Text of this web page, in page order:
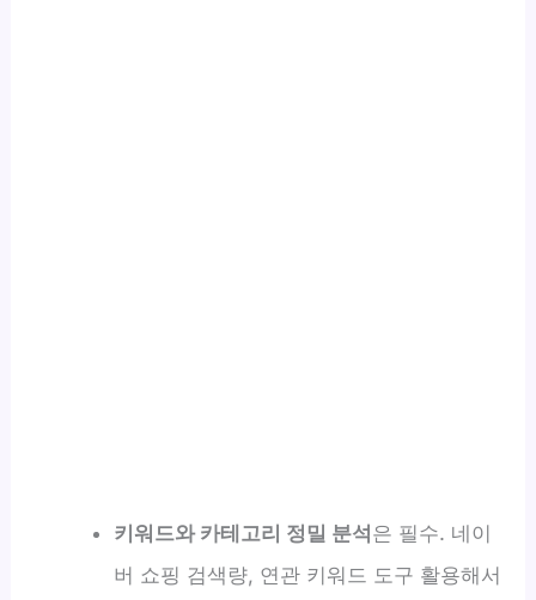
키워드와 카테고리 정밀 분석은 필수. 네이
버 쇼핑 검색량, 연관 키워드 도구 활용해서